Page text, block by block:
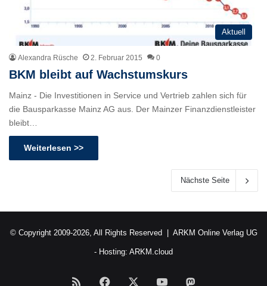
Aktuell
Alexandra Rüsche 2. Februar 2015 0
BKM bleibt auf Wachstumskurs
Mainz - Die Investitionen in Service und Vertrieb zahlen sich für
die Bausparkasse Mainz AG aus. Der Mainzer Finanzdienstleister
bleibt…
Weiterlesen >>
Nächste Seite
© Copyright 2009-2026, All Rights Reserved | ARKM Online Verlag UG
- Hosting: ARKM.cloud
RSS Facebook YouTube